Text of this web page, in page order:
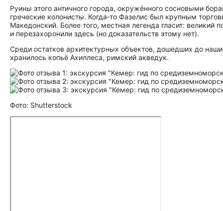
Руины этого античного города, окружённого сосновыми
греческие колонисты. Когда‑то Фазелис был крупным
Македонский. Более того, местная легенда гласит:
и перезахоронили здесь (но доказательств этому нет).
Среди остатков архитектурных объектов, дошедших до
хранилось копьё Ахиллеса, римский акведук.
Фото: Shutterstock